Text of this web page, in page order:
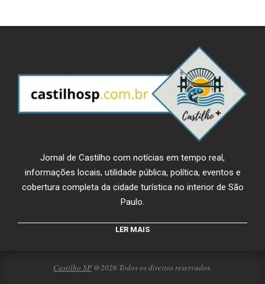
Jornal de Castilho com notícias em tempo real,
informações locais, utilidade pública, política, eventos e
cobertura completa da cidade turística no interior de São
Paulo.
LER MAIS
Castilho SP @2026 Todos os direitos reservados.